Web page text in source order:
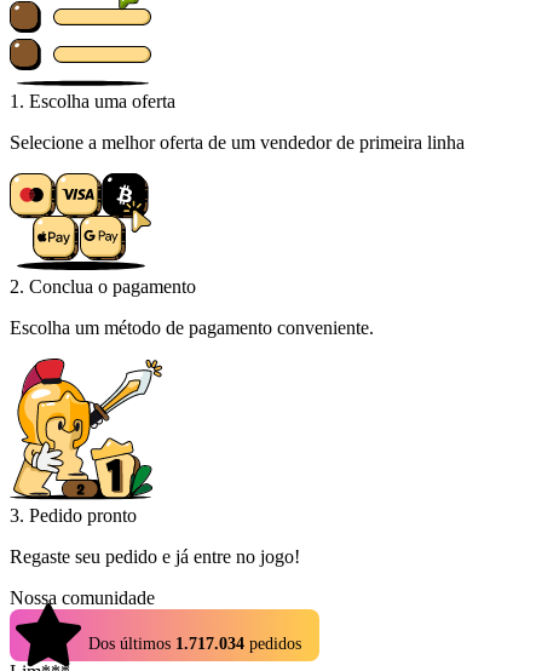
1. Escolha uma oferta
Selecione a melhor oferta de um vendedor de primeira linha
2. Conclua o pagamento
Escolha um método de pagamento conveniente.
3. Pedido pronto
Regaste seu pedido e já entre no jogo!
Nossa comunidade
Dos últimos 1.717.034 pedidos